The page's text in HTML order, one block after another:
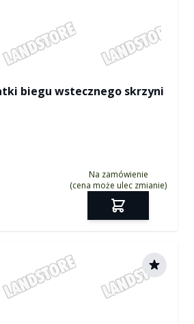
rover
biegu wstecznego skrzyni
Na zamówienie
(cena może ulec zmianie)